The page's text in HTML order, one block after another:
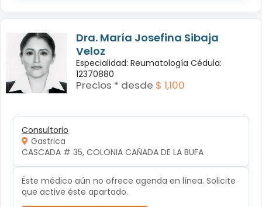
Dra. María Josefina Sibaja
Veloz
Especialidad: Reumatología Cédula:
12370880
Precios * desde $ 1,100
Consultorio
Gastrica
CASCADA # 35, COLONIA CAÑADA DE LA BUFA
Éste médico aún no ofrece agenda en línea. Solicite
que active éste apartado.